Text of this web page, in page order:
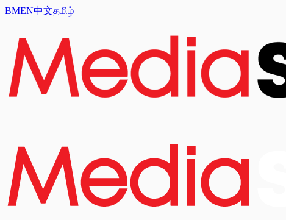
BMEN中文தமிழ்